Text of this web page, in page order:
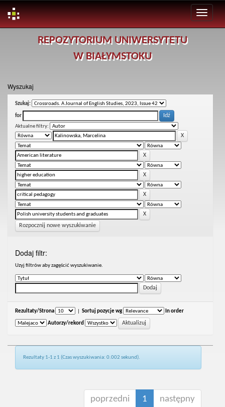
REPOZYTORIUM UNIWERSYTETU
W BIAŁYMSTOKU
Wyszukaj
Szukaj:
for
Aktualne filtry:
Rozpocznij nowe wyszukiwanie
Dodaj filtr:
Uzyj filtrów aby zagęścić wyszukiwanie.
Rezultaty/Strona Sortuj pozycje wg In order
Autorzy/rekord
Rezultaty 1-1 z 1 (Czas wyszukiwania: 0.002 sekund).
poprzedni 1 następny